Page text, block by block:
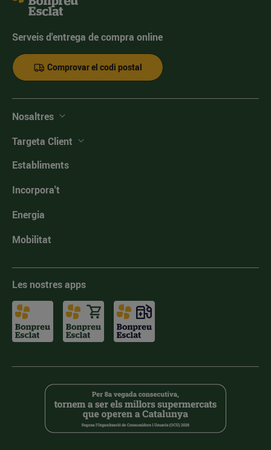
Serveis d'entrega de compra online
Comprovar el codi postal
Nosaltres
Targeta Client
Establiments
Incorpora't
Energia
Mobilitat
Les nostres apps